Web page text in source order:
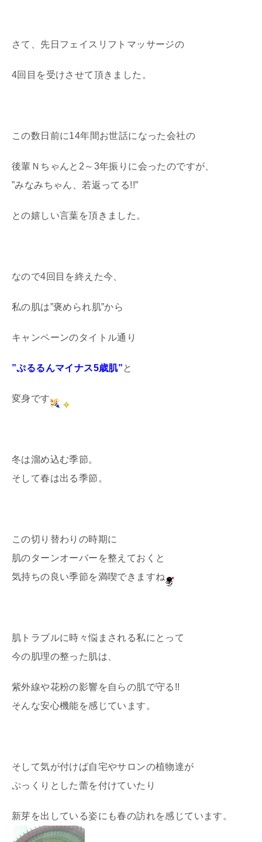
さて、先日フェイスリフトマッサージの
4回目を受けさせて頂きました。
この数日前に14年間お世話になった会社の
後輩Ｎちゃんと2～3年振りに会ったのですが、
”みなみちゃん、若返ってる!!”
との嬉しい言葉を頂きました。
なので4回目を終えた今、
私の肌は”褒められ肌”から
キャンペーンのタイトル通り
”ぷるるんマイナス5歳肌”と
変身です
冬は溜め込む季節。
そして春は出る季節。
この切り替わりの時期に
肌のターンオーバーを整えておくと
気持ちの良い季節を満喫できますね
肌トラブルに時々悩まされる私にとって
今の肌理の整った肌は、
紫外線や花粉の影響を自らの肌で守る!!
そんな安心機能を感じています。
そして気が付けば自宅やサロンの植物達が
ぷっくりとした蕾を付けていたり
新芽を出している姿にも春の訪れを感じています。